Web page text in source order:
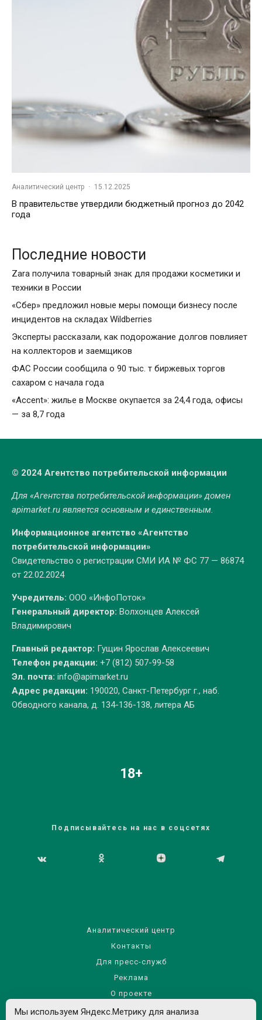
Аналитический центр · 15.12.2025
В правительстве утвердили бюджетный прогноз до 2042
года
Последние новости
Zara получила товарный знак для продажи косметики и
техники в России
«Сбер» предложил новые меры помощи бизнесу после
инцидентов на складах Wildberries
Эксперты рассказали, как подорожание долгов повлияет
на коллекторов и заемщиков
ФАС России сообщила о 90 тыс. т биржевых торгов
сахаром с начала года
«Accent»: жилье в Москве окупается за 24,4 года, офисы
— за 8,7 года
© 2024 Агентство потребительской информации
Для «Агентства потребительской информации» домен
apimarket.ruявляется основным и единственным.
Информационное агентство «Агентство
потребительской информации»
Свидетельство о регистрации СМИ ИА № ФС 77 — 86874
от 22.02.2024
Учредитель: ООО «ИнфоПоток»
Генеральный директор: Волхонцев Алексей
Владимирович
Главный редактор: Гущин Ярослав Алексеевич
Телефон редакции: +7 (812) 507-99-58
Эл. почта: info@apimarket.ru
Адрес редакции: 190020, Санкт-Петербург г., наб.
Обводного канала, д. 134-136-138, литера АБ
18+
Подписывайтесь на нас в соцсетях
Аналитический центр
Контакты
Для пресс-служб
Реклама
О проекте
Правила использования материалов сайта
Мы используем Яндекс.Метрику для анализа